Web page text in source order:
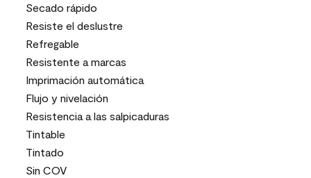
Secado rápido
Resiste el deslustre
Refregable
Resistente a marcas
Imprimación automática
Flujo y nivelación
Resistencia a las salpicaduras
Tintable
Tintado
Sin COV